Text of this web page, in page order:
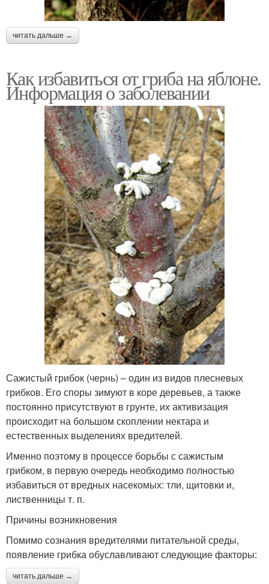
читать дальше →
Как избавиться от гриба на яблоне.
Информация о заболевании
Сажистый грибок (чернь) – один из видов плесневых
грибков. Его споры зимуют в коре деревьев, а также
постоянно присутствуют в грунте, их активизация
происходит на большом скоплении нектара и
естественных выделениях вредителей.
Именно поэтому в процессе борьбы с сажистым
грибком, в первую очередь необходимо полностью
избавиться от вредных насекомых: тли, щитовки и,
лиственницы т. п.
Причины возникновения
Помимо сознания вредителями питательной среды,
появление грибка обуславливают следующие факторы:
читать дальше →